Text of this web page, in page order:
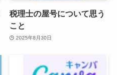
税理士の屋号について思う
こと
2025年8月30日